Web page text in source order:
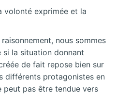
volonté exprimée et la
nous sommes
la situation donnant
de fait repose bien sur
différents protagonistes en
peut pas être tendue vers